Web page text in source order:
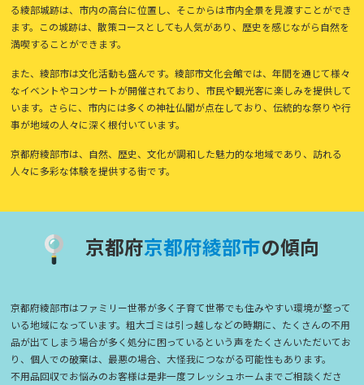
る綾部城跡は、市内の高台に位置し、そこからは市内全景を見渡すことができ
ます。この城跡は、散策コースとしても人気があり、歴史を感じながら自然を
満喫することができます。
また、綾部市は文化活動も盛んです。綾部市文化会館では、年間を通じて様々
なイベントやコンサートが開催されており、市民や観光客に楽しみを提供して
います。さらに、市内には多くの神社仏閣が点在しており、伝統的な祭りや行
事が地域の人々に深く根付いています。
京都府綾部市は、自然、歴史、文化が調和した魅力的な地域であり、訪れる
人々に多彩な体験を提供する街です。
京都府京都府綾部市の傾向
京都府綾部市はファミリー世帯が多く子育て世帯でも住みやすい環境が整って
いる地域になっています。粗大ゴミは引っ越しなどの時期に、たくさんの不用
品が出てしまう場合が多く処分に困っているという声をたくさんいただいてお
り、個人での破棄は、最悪の場合、大怪我につながる可能性もあります。
不用品回収でお悩みのお客様は是非一度フレッシュホームまでご相談くださ